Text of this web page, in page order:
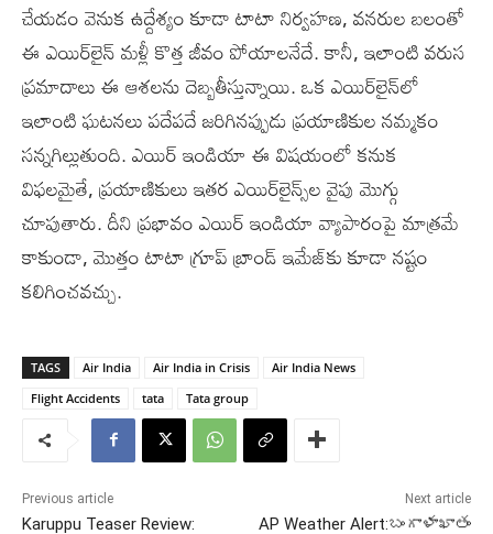
చేయడం వెనుక ఉద్దేశ్యం కూడా టాటా నిర్వహణ, వనరుల బలంతో
ఈ ఎయిర్‌లైన్ మళ్లీ కొత్త జీవం పోయాలనేదే. కానీ, ఇలాంటి వరుస
ప్రమాదాలు ఈ ఆశలను దెబ్బతీస్తున్నాయి. ఒక ఎయిర్‌లైన్‌లో
ఇలాంటి ఘటనలు పదేపదే జరిగినప్పుడు ప్రయాణికుల నమ్మకం
సన్నగిల్లుతుంది. ఎయిర్ ఇండియా ఈ విషయంలో కనుక
విఫలమైతే, ప్రయాణికులు ఇతర ఎయిర్‌లైన్స్‌ల వైపు మొగ్గు
చూపుతారు. దీని ప్రభావం ఎయిర్ ఇండియా వ్యాపారంపై మాత్రమే
కాకుండా, మొత్తం టాటా గ్రూప్ బ్రాండ్ ఇమేజ్‌కు కూడా నష్టం
కలిగించవచ్చు.
TAGS Air India Air India in Crisis
Air India News
Flight Accidents
tata Tata group
Previous article
Karuppu Teaser Review:
Next article
AP Weather Alert:బంగాళాఖాతం